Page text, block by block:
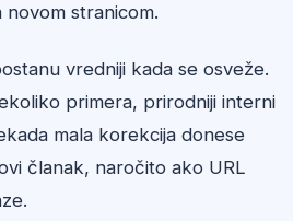
stranicom.
vredniji kada se osveže.
primera, prirodniji interni
mala korekcija donese
članak, naročito ako URL